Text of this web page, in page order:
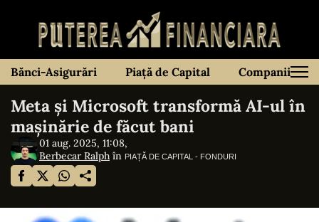
Bănci-Asigurări Piață de Capital Companii
Meta și Microsoft transformă AI-ul în
mașinărie de făcut bani
01 aug. 2025, 11:08,
Berbecar Ralph în PIAȚĂ DE CAPITAL - FONDURI